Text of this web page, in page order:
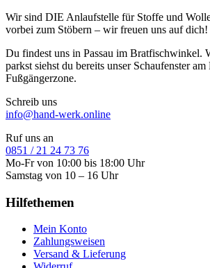
Wir sind DIE Anlaufstelle für Stoffe und
vorbei zum Stöbern – wir freuen uns auf dich!
Du findest uns in Passau im Bratfischwinkel.
parkst siehst du bereits unser Schaufenster
Fußgängerzone.
Schreib uns
info@hand-werk.online
Ruf uns an
0851 / 21 24 73 76
Mo-Fr von 10:00 bis 18:00 Uhr
Samstag von 10 – 16 Uhr
Hilfethemen
Mein Konto
Zahlungsweisen
Versand & Lieferung